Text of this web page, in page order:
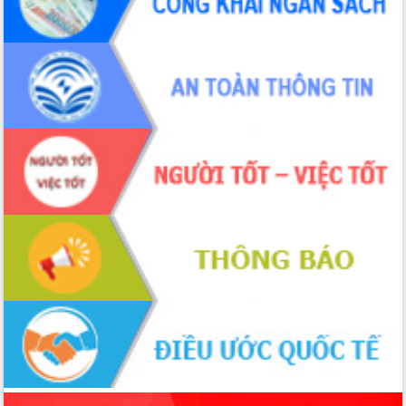
phá cơ chế - Hợp tác công tư
Đề án 06 tạo bước ngoặt đột phá trong
cải cách hành chính tỉnh Đắk Lắk
Kết nối tour, đẩy mạnh chuyển đổi số
để phát triển du lịch Đắk Lắk
Khởi động Dự án Đầu tư xây dựng hạ
tầng kỹ thuật Cụm công nghiệp Tân
Tiến
Gặp mặt các cơ quan báo chí nhân Kỷ
niệm 101 năm Ngày Báo chí Cách
mạng Việt Nam
Đắk Lắk sơ kết 4 năm triển khai thực
hiện Đề án 06 của Chính phủ
Họp báo thông tin về Hội nghị Công bố
Quy hoạch và Xúc tiến đầu tư tỉnh Đắk
Khơi thông điểm nghẽn, đẩy nhanh
giải ngân vốn khắc phục thiên tai
HĐND tỉnh thông qua điều chỉnh Quy
hoạch tỉnh thời kỳ 2021-2030